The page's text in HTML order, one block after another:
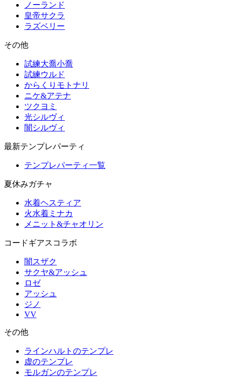
ノーランド
皇帝サクラ
ラズベリー
その他
試練大喬小喬
試練ウルド
からくりモトナリ
ニケ&アテナ
ツクヨミ
光シルヴィ
闇シルヴィ
最新テンプレパーティ
テンプレパーティ一覧
夏休みガチャ
水着ヘスティア
火水着ミナカ
メニット&チャオリン
コードギアスコラボ
闇スザク
サクヤ&アッシュ
ロゼ
アッシュ
ジノ
VV
その他
ラインハルトのテンプレ
虚のテンプレ
モルガンのテンプレ